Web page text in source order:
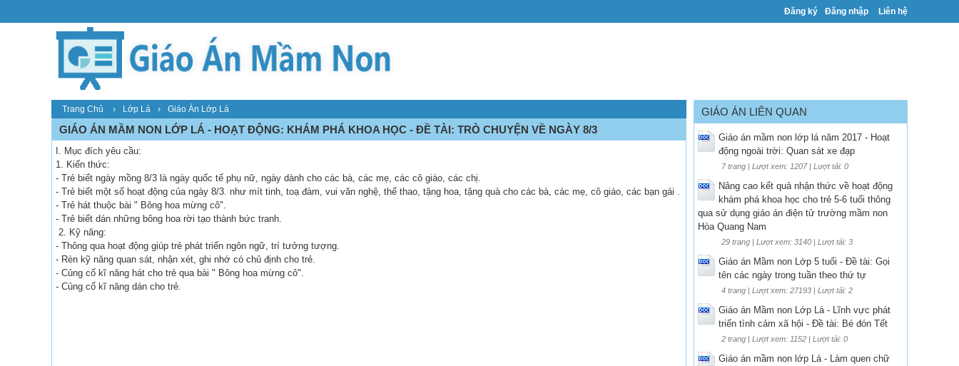
Đăng ký Đăng nhập Liên hệ
Trang Chủ › Lớp Lá › Giáo Án Lớp Lá
GIÁO ÁN MẦM NON LỚP LÁ - HOẠT ĐỘNG: KHÁM PHÁ KHOA HỌC - ĐỀ TÀI: TRÒ CHUYỆN VỀ NGÀY 8/3
I. Mục đích yêu cầu:
1. Kiến thức:
- Trẻ biết ngày mồng 8/3 là ngày quốc tế phụ nữ, ngày dành cho các bà, các mẹ, các cô giáo, các chị.
- Trẻ biết một số hoạt động của ngày 8/3. như mít tinh, toạ đàm, vui văn nghệ, thể thao, tặng hoa, tặng quà cho các bà, các mẹ, cô giáo, các bạn gái .
- Trẻ hát thuộc bài " Bông hoa mừng cô".
- Trẻ biết dán những bông hoa rời tạo thành bức tranh.
2. Kỹ năng:
- Thông qua hoạt động giúp trẻ phát triển ngôn ngữ, trí tưởng tượng.
- Rèn kỹ năng quan sát, nhận xét, ghi nhớ có chủ định cho trẻ.
- Củng cố kĩ năng hát cho trẻ qua bài " Bông hoa mừng cô".
- Củng cố kĩ năng dán cho trẻ.
GIÁO ÁN LIÊN QUAN
Giáo án mầm non lớp lá năm 2017 - Hoạt
động ngoài trời: Quan sát xe đạp
7 trang | Lượt xem: 1207 | Lượt tải: 0
Nâng cao kết quả nhận thức về hoạt động
khám phá khoa học cho trẻ 5-6 tuổi thông
qua sử dụng giáo án điện tử trường mầm non
Hòa Quang Nam
29 trang | Lượt xem: 3140 | Lượt tải: 3
Giáo án Mầm non Lớp 5 tuổi - Đề tài: Gọi
tên các ngày trong tuần theo thứ tự
4 trang | Lượt xem: 27193 | Lượt tải: 2
Giáo án Mầm non Lớp Lá - Lĩnh vực phát
triển tình cảm xã hội - Đề tài: Bé đón Tết
2 trang | Lượt xem: 1152 | Lượt tải: 0
Giáo án mầm non lớp Lá - Làm quen chữ